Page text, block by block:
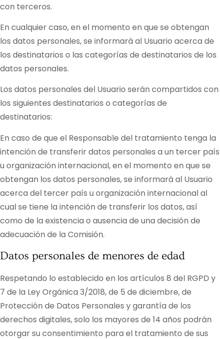
con terceros.
En cualquier caso, en el momento en que se obtengan
los datos personales, se informará al Usuario acerca de
los destinatarios o las categorías de destinatarios de los
datos personales.
Los datos personales del Usuario serán compartidos con
los siguientes destinatarios o categorías de
destinatarios:
En caso de que el Responsable del tratamiento tenga la
intención de transferir datos personales a un tercer país
u organización internacional, en el momento en que se
obtengan los datos personales, se informará al Usuario
acerca del tercer país u organización internacional al
cual se tiene la intención de transferir los datos, así
como de la existencia o ausencia de una decisión de
adecuación de la Comisión.
Datos personales de menores de edad
Respetando lo establecido en los artículos 8 del RGPD y
7 de la Ley Orgánica 3/2018, de 5 de diciembre, de
Protección de Datos Personales y garantía de los
derechos digitales, solo los mayores de 14 años podrán
otorgar su consentimiento para el tratamiento de sus